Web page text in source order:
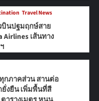
Travel News
นปฐมฤกษ์สาย
Airlines เส้นทาง
กภาคส่วน สานต่อ
ยั่งยืน เพิ่มพื้นที่สี